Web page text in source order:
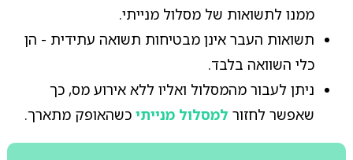
ממנו לתשואות של מסלול מנייתי.
תשואות העבר אינן מבטיחות תשואה עתידית - הן
כלי השוואה בלבד.
ניתן לעבור מהמסלול ואליו ללא אירוע מס, כך
שאפשר לחזור למסלול מנייתיכשהאופק מתארך.